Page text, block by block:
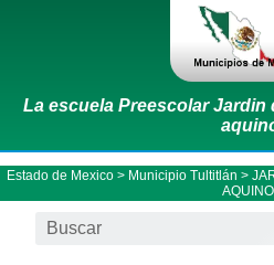
La escuela Preescolar
Estado de Mexico > Municipio Tultitlán >
AQUINO